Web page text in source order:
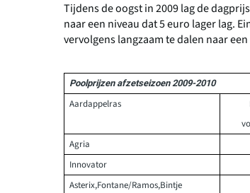
Tijdens de oogst in 2009 lag de
naar een niveau dat 5 euro lager lag.
vervolgens langzaam te dalen naar
Poolprijzen afzetseizoen 2009-2010
Aardappelras
Agria
Innovator
Asterix,Fontane/Ramos,Bintje